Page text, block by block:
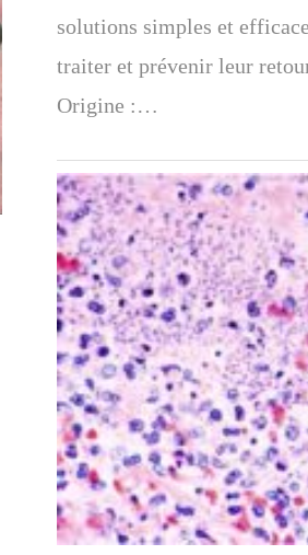
solutions simples et
traiter et prévenir leur
Origine :…